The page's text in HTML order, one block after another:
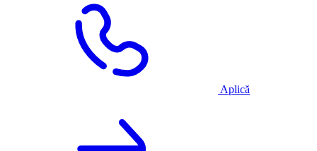
Aplică